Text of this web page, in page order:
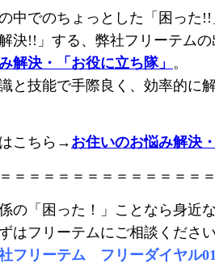
中でのちょっとした「困った
決!!」する、弊社フリーテム
解決・「お役に立ち隊」 。
と技能で手際良く、効率的に
こちら→ お住いのお悩み解決
＝＝＝＝＝＝＝＝＝＝＝＝＝
の「困った！」ことなら身近
はフリーテムにご相談くださ
フリーテム フリーダイヤル